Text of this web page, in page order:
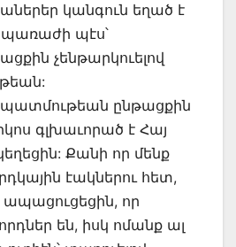
կանգուն եղած է
պէս՝
չենթարկուելով
ընթացքին
գլխաւորած է Հայ
Քանի որ մենք
էակներու հետ,
որ
են, իսկ ոմանք ալ